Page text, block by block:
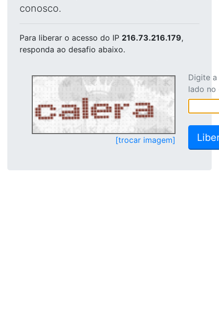
conosco.
Para liberar o acesso do IP 216.73.216.179,
responda ao desafio abaixo.
[trocar imagem]
Digite
lado no